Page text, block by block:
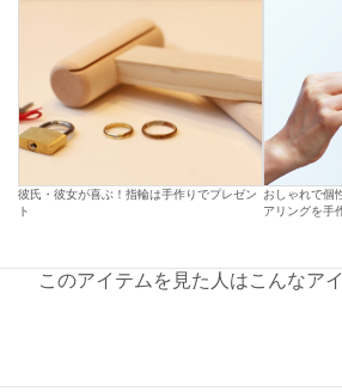
彼氏・彼女が喜ぶ！指輪は手作りでプレゼン
ト
おしゃれで個
アリングを手
このアイテムを見た人はこんなア